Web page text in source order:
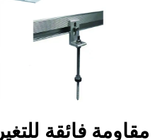
مقاومة فائقة